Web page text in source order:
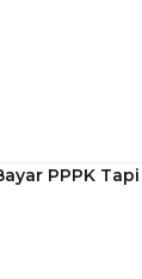
PPPK Tapi